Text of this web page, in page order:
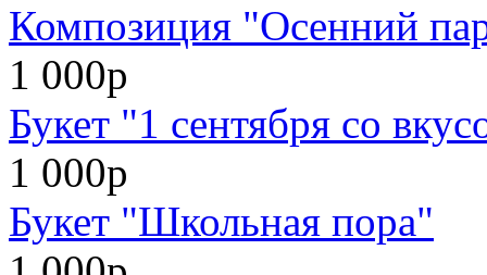
Композиция "Осенний
1 000р
Букет "1 сентября со
1 000р
Букет "Школьная пора"